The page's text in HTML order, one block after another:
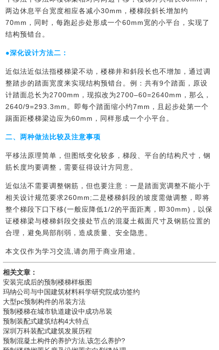
两边休息平台宽度相应各减小30mm，楼梯段斜长增加约
70mm，同时，每跑起步处形成一个60mm宽的小平台，实现了
结构预错台。
●深化设计方法二：
近似法近似法指楼梯梁不动，楼梯井和斜段长也不增加，通过调
整踏步的踏面宽度来实现结构预错台。例：共有9个踏面，原设
计踏面总长为2700mm，现拟改为2700–60=2640mm，那么，
2640/9=293.3mm。即每个踏面缩小约7mm，且起步处第一个
踢面距楼梯梁边应为60mm，同样形成一个小平台。
二、两种做法比较及注意事项
平移法原理简单，但图纸变化较多，梯段、平台的结构尺寸，钢
筋长度均要调整，需要征得设计方同意。
近似法不需要调整钢筋，但也要注意：一是踏面宽调整不能小于
相关设计规范要求260mm;二是楼梯斜段的坡度需做调整，即将
整个梯段下口下移(一般应降低1/2的平面距离，即30mm)，以保
证楼梯梁与楼梯斜段交接处节点的混凝土截面尺寸及钢筋位置的
合理，避免局部削弱，造成质量、安全隐患。
本文仅作为学习交流,请勿用于商业用途。
相关文章：
安装完成后的预制楼梯样板图
玛纳公司与中国建筑材料科学研究院成功签约
大型pc预制构件的吊装方法
预制楼梯在城市轨道建设中成功吊装
预制装配式建筑结构4大特点
深圳万科装配式建筑发展历程
预制混凝土构件的养护方法,该怎么养护?